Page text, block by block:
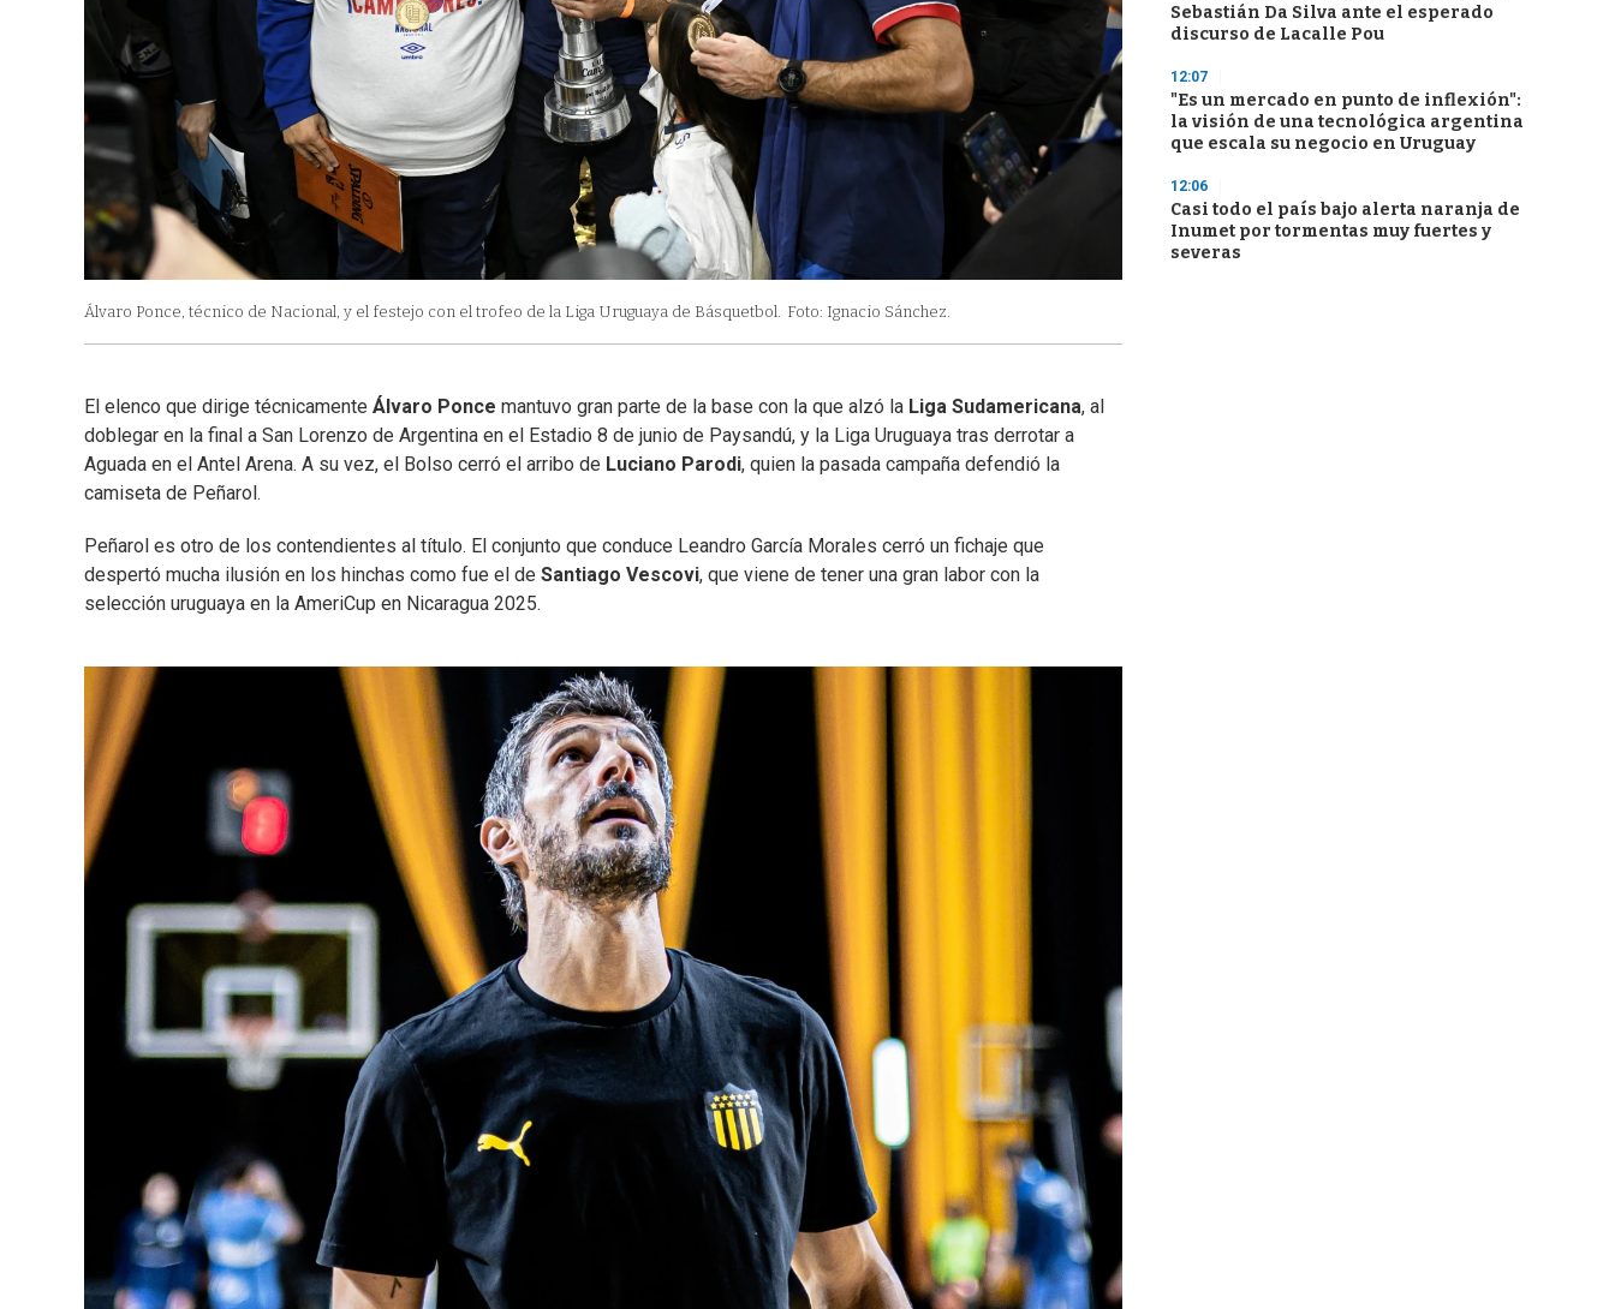
Álvaro Ponce, técnico de Nacional, y el festejo con el trofeo de la Liga Uruguaya de Básquetbol. Foto: Ignacio Sánchez.
El elenco que dirige técnicamente Álvaro Ponce mantuvo gran parte de la base con la que alzó la Liga Sudamericana, al
doblegar en la final a San Lorenzo de Argentina en el Estadio 8 de junio de Paysandú, y la Liga Uruguaya tras derrotar a
Aguada en el Antel Arena. A su vez, el Bolso cerró el arribo de Luciano Parodi, quien la pasada campaña defendió la
camiseta de Peñarol.
Peñarol es otro de los contendientes al título. El conjunto que conduce Leandro García Morales cerró un fichaje que
despertó mucha ilusión en los hinchas como fue el de Santiago Vescovi, que viene de tener una gran labor con la
selección uruguaya en la AmeriCup en Nicaragua 2025.
Sebastián Da Silva ante el esperado
discurso de Lacalle Pou
12:07
"Es un mercado en punto de inflexión":
la visión de una tecnológica argentina
que escala su negocio en Uruguay
12:06
Casi todo el país bajo alerta naranja de
Inumet por tormentas muy fuertes y
severas